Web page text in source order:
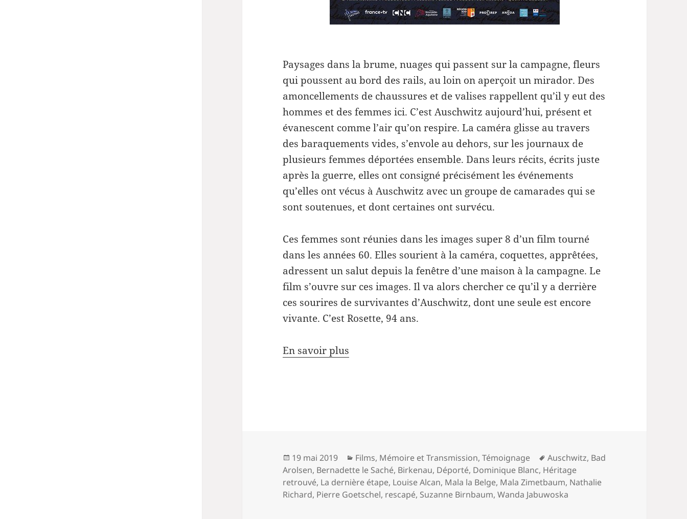
Paysages dans la brume, nuages qui passent sur la campagne, fleurs
qui poussent au bord des rails, au loin on aperçoit un mirador. Des
amoncellements de chaussures et de valises rappellent qu’il y eut des
hommes et des femmes ici. C’est Auschwitz aujourd’hui, présent et
évanescent comme l’air qu’on respire. La caméra glisse au travers
des baraquements vides, s’envole au dehors, sur les journaux de
plusieurs femmes déportées ensemble. Dans leurs récits, écrits juste
après la guerre, elles ont consigné précisément les événements
qu’elles ont vécus à Auschwitz avec un groupe de camarades qui se
sont soutenues, et dont certaines ont survécu.
Ces femmes sont réunies dans les images super 8 d’un film tourné
dans les années 60. Elles sourient à la caméra, coquettes, apprêtées,
adressent un salut depuis la fenêtre d’une maison à la campagne. Le
film s’ouvre sur ces images. Il va alors chercher ce qu’il y a derrière
ces sourires de survivantes d’Auschwitz, dont une seule est encore
vivante. C’est Rosette, 94 ans.
En savoir plus
Publié
le
19 mai 2019 Catégories
Films, Mémoire et Transmission,Témoignage
Mots-
clés
Auschwitz, Bad
Arolsen, Bernadette le Saché, Birkenau, Déporté, Dominique Blanc, Héritage
retrouvé, La dernière étape, Louise Alcan, Mala la Belge, Mala Zimetbaum, Nathalie
Richard, Pierre Goetschel, rescapé, Suzanne Birnbaum,Wanda Jabuwoska